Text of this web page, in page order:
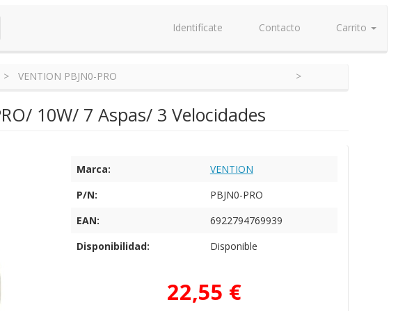
Identifícate Contacto Carrito
VENTION PBJN0-PRO
10W/ 7 Aspas/ 3 Velocidades
Marca:
VENTION
P/N:
PBJN0-PRO
EAN:
6922794769939
Disponibilidad:
Disponible
22,55 €